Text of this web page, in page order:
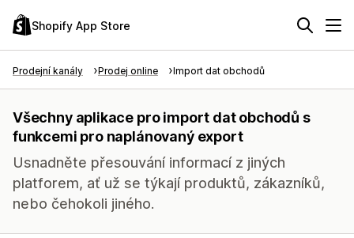
Shopify App Store
Prodejní kanály Prodej online Import dat obchodů
Všechny aplikace pro import dat obchodů s
funkcemi pro naplánovaný export
Usnadněte přesouvání informací z jiných
platforem, ať už se týkají produktů, zákazníků,
nebo čehokoli jiného.